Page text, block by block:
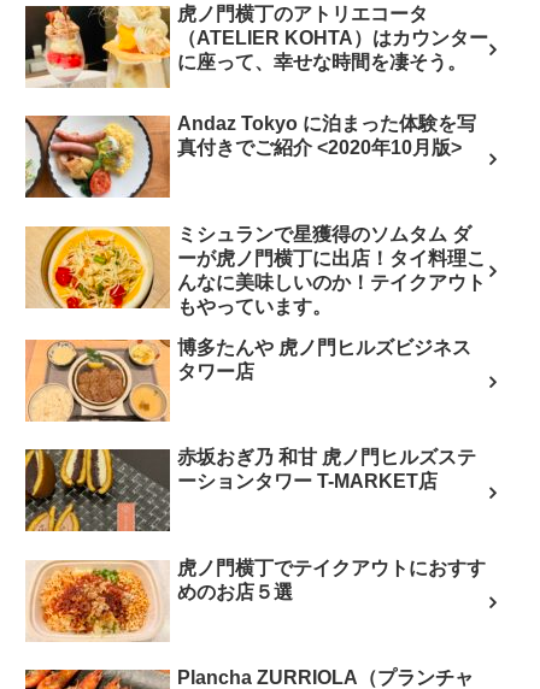
虎ノ門横丁のアトリエコータ
（ATELIER KOHTA）はカウンター
に座って、幸せな時間を凄そう。
Andaz Tokyo に泊まった体験を写
真付きでご紹介 <2020年10月版>
ミシュランで星獲得のソムタム ダ
ーが虎ノ門横丁に出店！タイ料理こ
んなに美味しいのか！テイクアウト
もやっています。
博多たんや 虎ノ門ヒルズビジネス
タワー店
赤坂おぎ乃 和甘 虎ノ門ヒルズステ
ーションタワー T-MARKET店
虎ノ門横丁でテイクアウトにおすす
めのお店５選
Plancha ZURRIOLA（プランチャ